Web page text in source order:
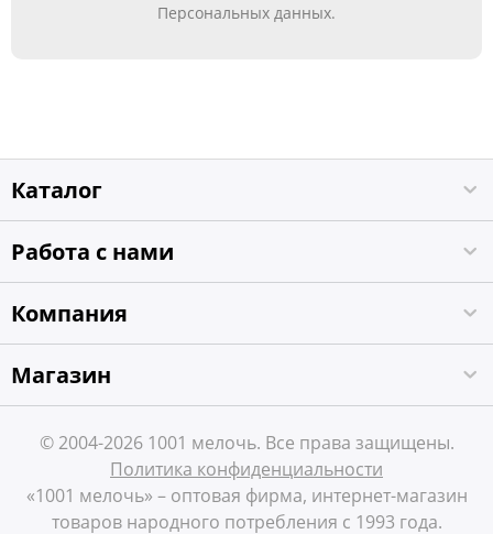
Персональных данных.
Каталог
Работа с нами
Компания
Магазин
© 2004-2026 1001 мелочь. Все права защищены.
Политика конфиденциальности
«1001 мелочь» – оптовая фирма, интернет-магазин
товаров народного потребления с 1993 года.